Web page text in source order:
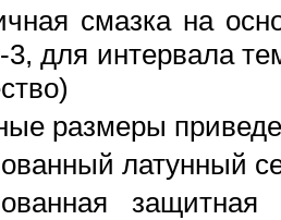
смазка на
3, для интервала
размеры
латунный